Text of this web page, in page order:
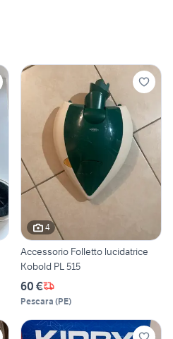
4
Accessorio Folletto lucidatrice
Kobold PL 515
60 €
Pescara (PE)